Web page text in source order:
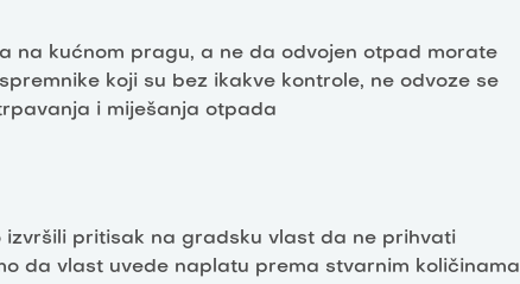
na kućnom pragu, a ne da odvojen otpad morate
koji su bez ikakve kontrole, ne odvoze se
i miješanja otpada
izvršili pritisak na gradsku vlast da ne prihvati
da vlast uvede naplatu prema stvarnim količinama